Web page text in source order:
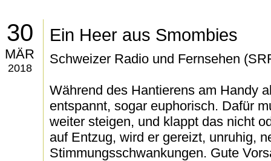
30
MÄR
2018
Ein Heer aus Smombies
Schweizer Radio und Fernsehen
Während des Hantierens am Handy
entspannt, sogar euphorisch. Dafür
weiter steigen, und klappt das nicht
auf Entzug, wird er gereizt, unruhig,
Stimmungsschwankungen. Gute